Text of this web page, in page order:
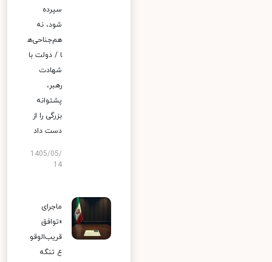
سپرده
شود، نه
هم‌جناحی‌ه
ا / دولت با
شهادت
رهبر،
پشتوانه
بزرگی را از
دست داد
1405/05/
14
ماجرای
«توافق
قریب‌الوقو
ع تنگه